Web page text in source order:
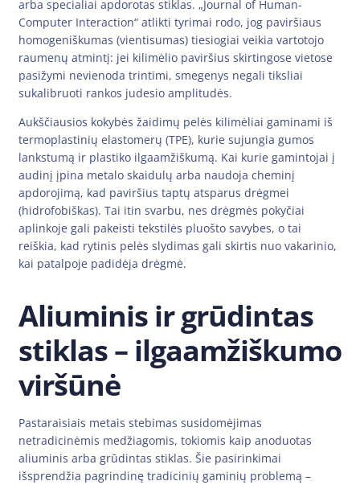
arba specialiai apdorotas stiklas. „Journal of Human-
Computer Interaction“ atlikti tyrimai rodo, jog paviršiaus
homogeniškumas (vientisumas) tiesiogiai veikia vartotojo
raumenų atmintį: jei kilimėlio paviršius skirtingose vietose
pasižymi nevienoda trintimi, smegenys negali tiksliai
sukalibruoti rankos judesio amplitudės.
Aukščiausios kokybės žaidimų pelės kilimėliai gaminami iš
termoplastinių elastomerų (TPE), kurie sujungia gumos
lankstumą ir plastiko ilgaamžiškumą. Kai kurie gamintojai į
audinį įpina metalo skaidulų arba naudoja cheminį
apdorojimą, kad paviršius taptų atsparus drėgmei
(hidrofobiškas). Tai itin svarbu, nes drėgmės pokyčiai
aplinkoje gali pakeisti tekstilės pluošto savybes, o tai
reiškia, kad rytinis pelės slydimas gali skirtis nuo vakarinio,
kai patalpoje padidėja drėgmė.
Aliuminis ir grūdintas
stiklas – ilgaamžiškumo
viršūnė
Pastaraisiais metais stebimas susidomėjimas
netradicinėmis medžiagomis, tokiomis kaip anoduotas
aliuminis arba grūdintas stiklas. Šie pasirinkimai
išsprendžia pagrindinę tradicinių gaminių problemą –